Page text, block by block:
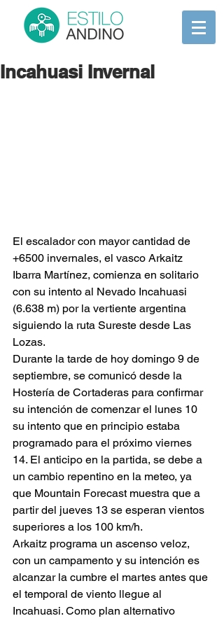
Incahuasi Invernal
El escalador con mayor cantidad de
+6500 invernales, el vasco Arkaitz
Ibarra Martínez, comienza en solitario
con su intento al Nevado Incahuasi
(6.638 m) por la vertiente argentina
siguiendo la ruta Sureste desde Las
Lozas.
Durante la tarde de hoy domingo 9 de
septiembre, se comunicó desde la
Hostería de Cortaderas para confirmar
su intención de comenzar el lunes 10
su intento que en principio estaba
programado para el próximo viernes
14. El anticipo en la partida, se debe a
un cambio repentino en la meteo, ya
que Mountain Forecast muestra que a
partir del jueves 13 se esperan vientos
superiores a los 100 km/h.
Arkaitz programa un ascenso veloz,
con un campamento y su intención es
alcanzar la cumbre el martes antes que
el temporal de viento llegue al
Incahuasi. Como plan alternativo